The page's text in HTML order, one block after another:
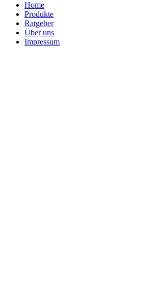
Home
Produkte
Ratgeber
Über uns
Impressum